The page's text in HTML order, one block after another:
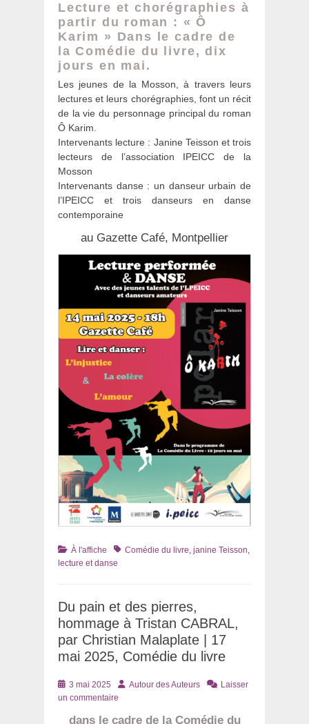
Lecture et chorégraphies à
partir du roman : « Ô
Karim » Dans le cadre de
la Comédie du livre, dix
jours en mai.
Les jeunes de la Mosson, à travers leurs
lectures et leurs chorégraphies, font un récit
de la vie du personnage principal du roman
Ô Karim.
Intervenants lecture : Janine Teisson et trois
lecteurs de l’association IPEICC de la
Mosson
Intervenants danse : un danseur urbain de
l’IPEICC et trois danseurs en danse
contemporaine
au Gazette Café, Montpellier
Catégories
À l'affiche TagsComédie du livre janine Teisson
lecture et danse
Du pain et des pierres,
hommage à Tristan CABRAL,
par Christian Malaplate | 17
mai 2025, Comédie du livre
Posté
le
3 mai 2025 AuteurAutour des Auteurs
Laisser
un commentaire
dans le cadre de la Comédie du